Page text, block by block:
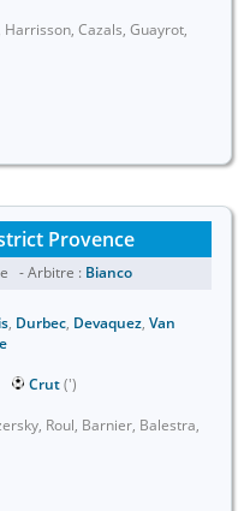
Cazals, Guayrot,
Provence
- Arbitre : Bianco
, Durbec, Devaquez, Van
Crut(')
Roul, Barnier, Balestra,